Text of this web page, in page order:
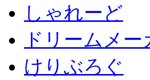
しゃれーど
ドリームメー
けりぶろぐ